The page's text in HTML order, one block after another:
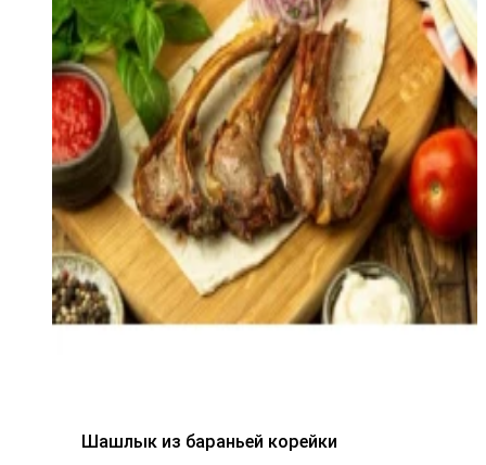
Шашлык из бараньей корейки